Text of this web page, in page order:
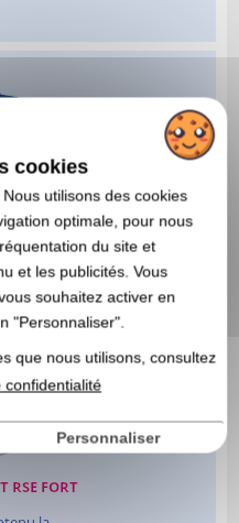
cookies
Nous utilisons des cookies
optimale, pour nous
du site et
et les publicités. Vous
souhaitez activer en
"Personnaliser".
que nous utilisons, consultez
confidentialité
Personnaliser